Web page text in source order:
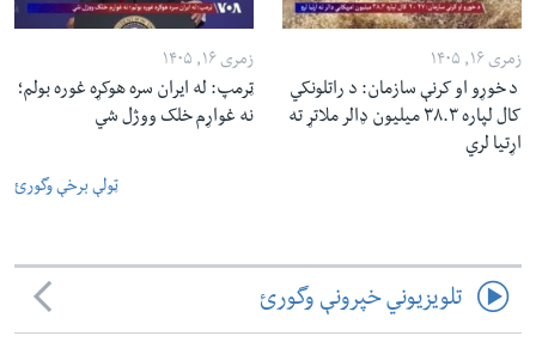
زمری ۱۶, ۱۴۰۵
د خوړو او کرنې سازمان: د راتلونکي
کال لپاره ۳۸.۳ میلیون ډالر ملاتړ ته
اړتیا لري
زمری ۱۶, ۱۴۰۵
ټرمپ: له ایران سره هوکړه غوره بولم؛
نه غواړم خلک ووژل شي
ټولې برخې وگورئ
تلویزیوني خپرونې وگورئ